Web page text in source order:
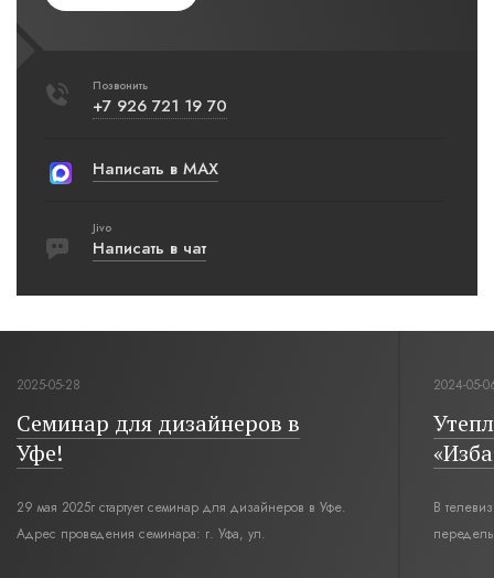
Позвонить
+7 926 721 19 70
Написать в MAX
Jivo
Написать в чат
2025-05-28
Семинар для дизайнеров в
Уфе!
29 мая 2025г стартует семинар для дизайнеров в Уфе.
Адрес проведения семинара: г. Уфа, ул.
2024-05-
В